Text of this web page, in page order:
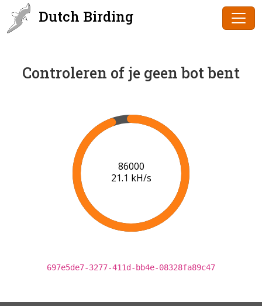
Dutch Birding
Controleren of je geen bot bent
87000
21.0 kH/s
697e5de7-3277-411d-bb4e-08328fa89c47